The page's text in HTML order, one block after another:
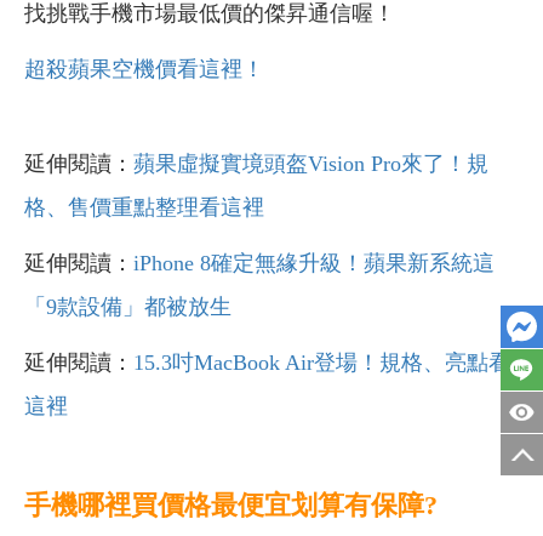
找挑戰手機市場最低價的傑昇通信喔！
超殺蘋果空機價看這裡！
延伸閱讀： 蘋果虛擬實境頭盔Vision Pro來了！規
格、售價重點整理看這裡
延伸閱讀： iPhone 8確定無緣升級！蘋果新系統這
「9款設備」都被放生
延伸閱讀： 15.3吋MacBook Air登場！規格、亮點看
這裡
手機哪裡買價格最便宜划算有保障?